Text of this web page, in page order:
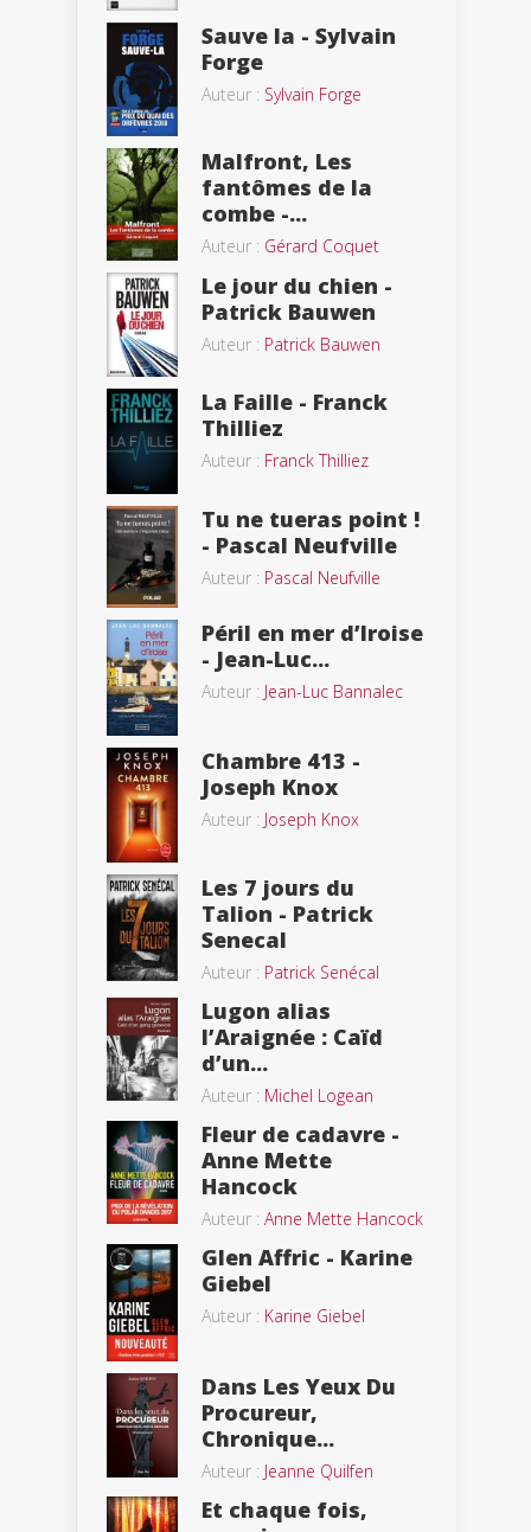
Sauve la - Sylvain
Forge
Auteur : Sylvain Forge
Malfront, Les
fantômes de la
combe -...
Auteur : Gérard Coquet
Le jour du chien -
Patrick Bauwen
Auteur : Patrick Bauwen
La Faille - Franck
Thilliez
Auteur : Franck Thilliez
Tu ne tueras point !
- Pascal Neufville
Auteur : Pascal Neufville
Péril en mer d’Iroise
- Jean-Luc...
Auteur : Jean-Luc Bannalec
Chambre 413 -
Joseph Knox
Auteur : Joseph Knox
Les 7 jours du
Talion - Patrick
Senecal
Auteur : Patrick Senécal
Lugon alias
l’Araignée : Caïd
d’un...
Auteur : Michel Logean
Fleur de cadavre -
Anne Mette
Hancock
Auteur : Anne Mette Hancock
Glen Affric - Karine
Giebel
Auteur : Karine Giebel
Dans Les Yeux Du
Procureur,
Chronique...
Auteur : Jeanne Quilfen
Et chaque fois,